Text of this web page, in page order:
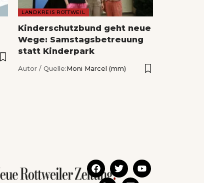
LANDKREIS ROTTWEIL
Kinderschutzbund geht neue
Wege: Samstagsbetreuung
statt Kinderpark
Autor / Quelle:Moni Marcel (mm)